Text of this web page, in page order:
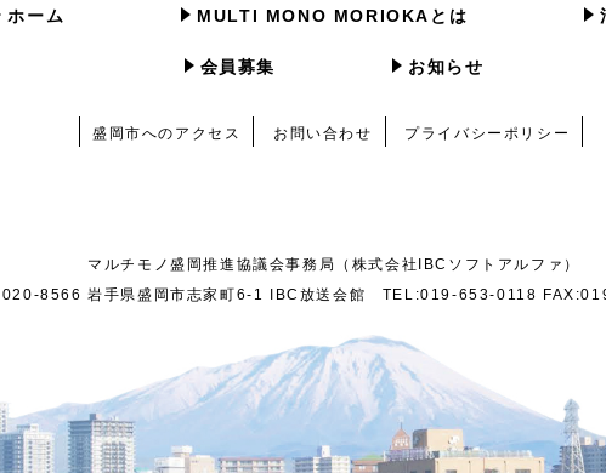
ホーム MULTI MONO MORIOKAとは
会員募集 お知らせ
盛岡市へのアクセス お問い合わせ プライバシーポリシー
マルチモノ盛岡推進協議会事務局（株式会社IBCソフトアルファ）
8566 岩手県盛岡市志家町6-1 IBC放送会館 TEL:019-653-0118